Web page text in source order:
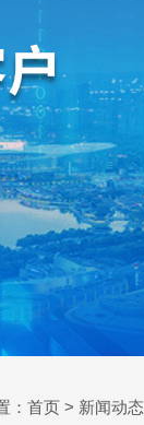
： 首页 > 新闻动态